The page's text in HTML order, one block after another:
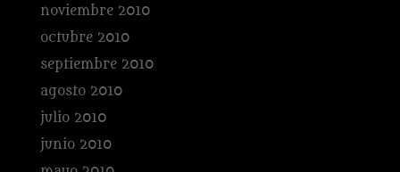
noviembre 2010
octubre 2010
septiembre 2010
agosto 2010
julio 2010
junio 2010